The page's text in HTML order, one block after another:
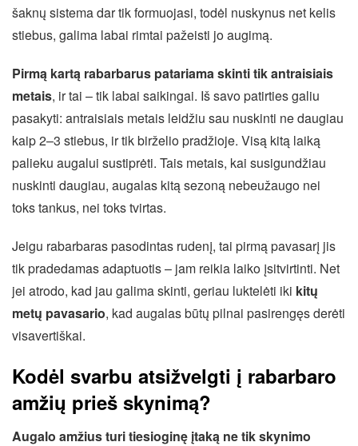
šaknų sistema dar tik formuojasi, todėl nuskynus net kelis
stiebus, galima labai rimtai pažeisti jo augimą.
Pirmą kartą rabarbarus patariama skinti tik antraisiais
metais, ir tai – tik labai saikingai. Iš savo patirties galiu
pasakyti: antraisiais metais leidžiu sau nuskinti ne daugiau
kaip 2–3 stiebus, ir tik birželio pradžioje. Visą kitą laiką
palieku augalui sustiprėti. Tais metais, kai susigundžiau
nuskinti daugiau, augalas kitą sezoną nebeužaugo nei
toks tankus, nei toks tvirtas.
Jeigu rabarbaras pasodintas rudenį, tai pirmą pavasarį jis
tik pradedamas adaptuotis – jam reikia laiko įsitvirtinti. Net
jei atrodo, kad jau galima skinti, geriau luktelėti iki kitų
metų pavasario, kad augalas būtų pilnai pasirengęs derėti
visavertiškai.
Kodėl svarbu atsižvelgti į rabarbaro
amžių prieš skynimą?
Augalo amžius turi tiesioginę įtaką ne tik skynimo